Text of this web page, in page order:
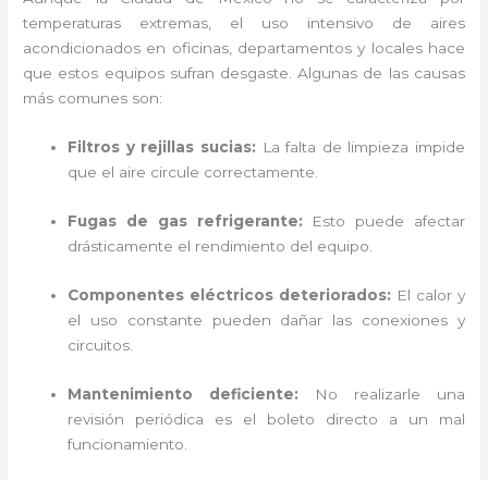
temperaturas extremas, el uso intensivo de aires
acondicionados en oficinas, departamentos y locales hace
que estos equipos sufran desgaste. Algunas de las causas
más comunes son:
Filtros y rejillas sucias: La falta de limpieza impide
que el aire circule correctamente.
Fugas de gas refrigerante: Esto puede afectar
drásticamente el rendimiento del equipo.
Componentes eléctricos deteriorados: El calor y
el uso constante pueden dañar las conexiones y
circuitos.
Mantenimiento deficiente: No realizarle una
revisión periódica es el boleto directo a un mal
funcionamiento.